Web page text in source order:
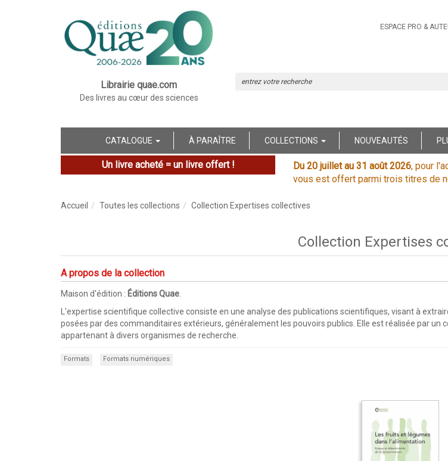
Librairie quae.com
Des livres au cœur des sciences
ESPACE PRO &
CATALOGUE À PARAÎTRE COLLECTIONS NOUVEAUTÉS
Un livre acheté = un livre offert ! Du 20 juillet au 31 août 2026, pour
vous est offert parmi trois titres de
Accueil Toutes les collections Collection Expertises collectives
Collection Expertises
A propos de la collection
Maison d'édition : Éditions Quae
L'expertise scientifique collective consiste en une analyse des publications scientifiques, visant à
posées par des commanditaires extérieurs, généralement les pouvoirs publics. Elle est réalisée par
appartenant à divers organismes de recherche.
Formats Formats numériques